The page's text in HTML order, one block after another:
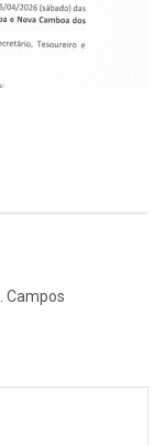
Campos